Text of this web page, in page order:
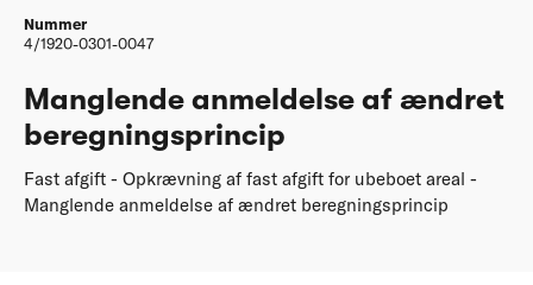
Nummer
4/1920-0301-0047
Manglende anmeldelse af ændret
beregningsprincip
Fast afgift - Opkrævning af fast afgift for ubeboet areal -
Manglende anmeldelse af ændret beregningsprincip